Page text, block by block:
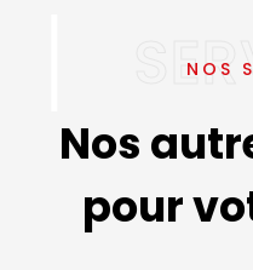
NOS
Nos
pour